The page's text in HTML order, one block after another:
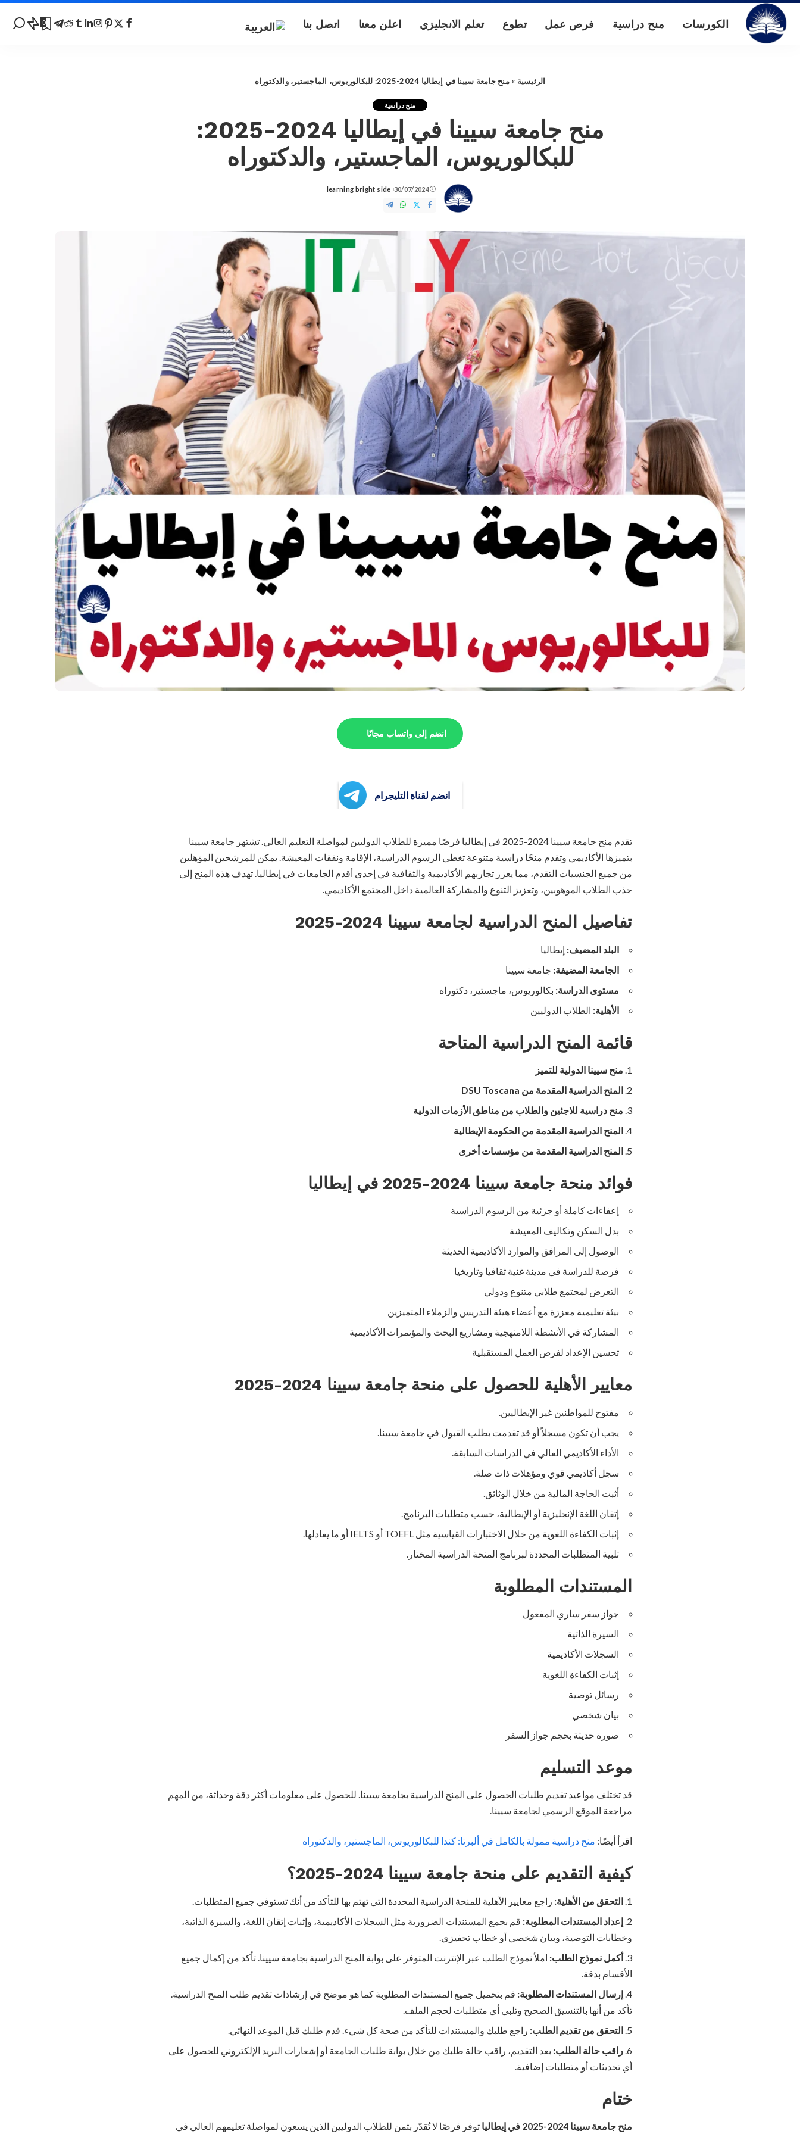
الكورسات منح دراسية فرص عمل تطوع تعلم الانجليزي اعلن معنا اتصل بنا 0
الرئيسية »منح جامعة سيينا في إيطاليا 2024-2025: للبكالوريوس، الماجستير، والدكتوراه
منح دراسية
منح جامعة سيينا في إيطاليا 2024-2025:
للبكالوريوس، الماجستير، والدكتوراه
30/07/2024
Posted
by
learning bright side
انضم إلى واتساب مجانًا
انضم لقناة التليجرام
تقدم منح جامعة سيينا 2024-2025 في إيطاليا فرصًا مميزة للطلاب الدوليين لمواصلة التعليم العالي. تشتهر جامعة سيينا
بتميزها الأكاديمي وتقدم منحًا دراسية متنوعة تغطي الرسوم الدراسية، الإقامة ونفقات المعيشة. يمكن للمرشحين المؤهلين
من جميع الجنسيات التقدم، مما يعزز تجاربهم الأكاديمية والثقافية في إحدى أقدم الجامعات في إيطاليا. تهدف هذه المنح إلى
جذب الطلاب الموهوبين، وتعزيز التنوع والمشاركة العالمية داخل المجتمع الأكاديمي.
تفاصيل المنح الدراسية لجامعة سيينا 2024-2025
البلد المضيف: إيطاليا
الجامعة المضيفة: جامعة سيينا
مستوى الدراسة: بكالوريوس، ماجستير، دكتوراه
الأهلية: الطلاب الدوليين
قائمة المنح الدراسية المتاحة
منح سيينا الدولية للتميز
المنح الدراسية المقدمة من DSU Toscana
منح دراسية للاجئين والطلاب من مناطق الأزمات الدولية
المنح الدراسية المقدمة من الحكومة الإيطالية
المنح الدراسية المقدمة من مؤسسات أخرى
فوائد منحة جامعة سيينا 2024-2025 في إيطاليا
إعفاءات كاملة أو جزئية من الرسوم الدراسية
بدل السكن وتكاليف المعيشة
الوصول إلى المرافق والموارد الأكاديمية الحديثة
فرصة للدراسة في مدينة غنية ثقافيا وتاريخيا
التعرض لمجتمع طلابي متنوع ودولي
بيئة تعليمية معززة مع أعضاء هيئة التدريس والزملاء المتميزين
المشاركة في الأنشطة اللامنهجية ومشاريع البحث والمؤتمرات الأكاديمية
تحسين الإعداد لفرص العمل المستقبلية
معايير الأهلية للحصول على منحة جامعة سيينا 2024-2025
مفتوح للمواطنين غير الإيطاليين.
يجب أن تكون مسجلاً أو قد تقدمت بطلب القبول في جامعة سيينا.
الأداء الأكاديمي العالي في الدراسات السابقة.
سجل أكاديمي قوي ومؤهلات ذات صلة.
أثبت الحاجة المالية من خلال الوثائق.
إتقان اللغة الإنجليزية أو الإيطالية، حسب متطلبات البرنامج.
إثبات الكفاءة اللغوية من خلال الاختبارات القياسية مثل TOEFL أو IELTS أو ما يعادلها.
تلبية المتطلبات المحددة لبرنامج المنحة الدراسية المختار.
المستندات المطلوبة
جواز سفر ساري المفعول
السيرة الذاتية
السجلات الأكاديمية
إثبات الكفاءة اللغوية
رسائل توصية
بيان شخصي
صورة حديثة بحجم جواز السفر
موعد التسليم
قد تختلف مواعيد تقديم طلبات الحصول على المنح الدراسية بجامعة سيينا. للحصول على معلومات أكثر دقة وحداثة، من المهم
مراجعة الموقع الرسمي لجامعة سيينا.
اقرأ أيضًا: منح دراسية ممولة بالكامل في ألبرتا: كندا للبكالوريوس، الماجستير، والدكتوراه
كيفية التقديم على منحة جامعة سيينا 2024-2025؟
التحقق من الأهلية: راجع معايير الأهلية للمنحة الدراسية المحددة التي تهتم بها للتأكد من أنك تستوفي جميع المتطلبات.
إعداد المستندات المطلوبة: قم بجمع المستندات الضرورية مثل السجلات الأكاديمية، وإثبات إتقان اللغة، والسيرة الذاتية،
وخطابات التوصية، وبيان شخصي أو خطاب تحفيزي.
أكمل نموذج الطلب: املأ نموذج الطلب عبر الإنترنت المتوفر على بوابة المنح الدراسية بجامعة سيينا. تأكد من إكمال جميع
الأقسام بدقة.
إرسال المستندات المطلوبة: قم بتحميل جميع المستندات المطلوبة كما هو موضح في إرشادات تقديم طلب المنح الدراسية.
تأكد من أنها بالتنسيق الصحيح وتلبي أي متطلبات لحجم الملف.
التحقق من تقديم الطلب: راجع طلبك والمستندات للتأكد من صحة كل شيء. قدم طلبك قبل الموعد النهائي.
راقب حالة الطلب: بعد التقديم، راقب حالة طلبك من خلال بوابة طلبات الجامعة أو إشعارات البريد الإلكتروني للحصول على
أي تحديثات أو متطلبات إضافية.
ختام
منح جامعة سيينا 2024-2025 في إيطاليا توفر فرصًا لا تُقدّر بثمن للطلاب الدوليين الذين يسعون لمواصلة تعليمهم العالي في